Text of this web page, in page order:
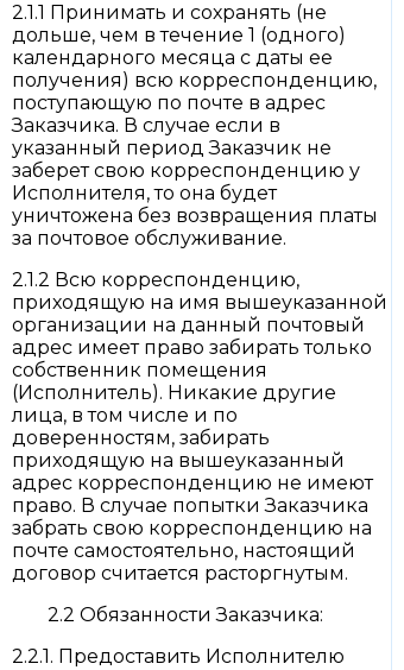
2.1.1 Принимать и сохранять (не
дольше, чем в течение 1 (одного)
календарного месяца с даты ее
получения) всю корреспонденцию,
поступающую по почте в адрес
Заказчика. В случае если в
указанный период Заказчик не
заберет свою корреспонденцию у
Исполнителя, то она будет
уничтожена без возвращения платы
за почтовое обслуживание.
2.1.2 Всю корреспонденцию,
приходящую на имя вышеуказанной
организации на данный почтовый
адрес имеет право забирать только
собственник помещения
(Исполнитель). Никакие другие
лица, в том числе и по
доверенностям, забирать
приходящую на вышеуказанный
адрес корреспонденцию не имеют
право. В случае попытки Заказчика
забрать свою корреспонденцию на
почте самостоятельно, настоящий
договор считается расторгнутым.
2.2 Обязанности Заказчика:
2.2.1. Предоставить Исполнителю